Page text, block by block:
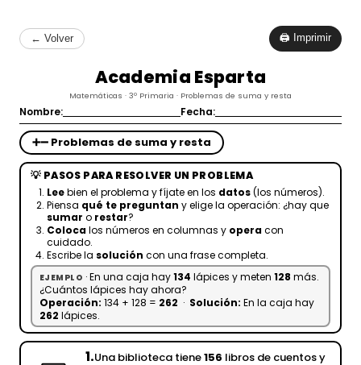
← Volver 🖨 Imprimir
Academia Esparta
Matemáticas · 3º Primaria · Problemas de suma y resta
Nombre: Fecha:
➕➖ Problemas de suma y resta
💡 PASOS PARA RESOLVER UN PROBLEMA
Leebien el problema y fíjate en los datos(los números).
Piensa qué te preguntan y elige la operación: ¿hay que
sumar o restar?
Colocalos números en columnas y operacon
cuidado.
Escribe la solución con una frase completa.
EJEMPLO · En una caja hay134 lápices y meten 128 más.
¿Cuántos lápices hay ahora?
Operación: 134 + 128 = 262 · Solución: En la caja hay
262 lápices.
1.Una biblioteca tiene156 libros de cuentos y